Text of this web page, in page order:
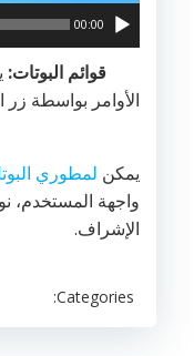
00:00
قوائم البوتات:
الأوامر بواسطة زر
يمكن لمطوري
واجهة المستخدم،
الإشراف.
Categories: